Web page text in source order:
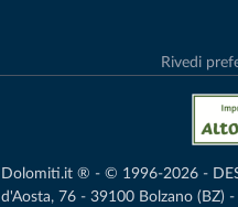
Rivedi
Dolomiti.it ® - © 1996-2026 -
d'Aosta, 76 - 39100 Bolzano (BZ)